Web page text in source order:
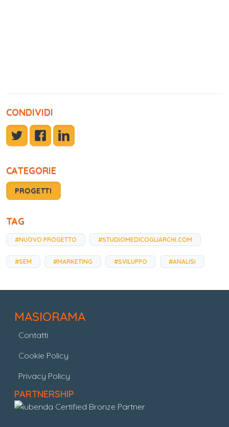
CONDIVIDI
CATEGORIE
PROGETTI
TAG
#NUOVO PROGETTO #STUDIOMEDICOGLIARCHI.COM
#SEM #MARKETING #SVILUPPO #ANALISI
MASIORAMA
Contatti
Cookie Policy
Privacy Policy
PARTNERSHIP